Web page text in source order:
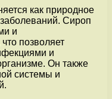
как природное
Сироп
и
позволяет
и
Он также
системы и